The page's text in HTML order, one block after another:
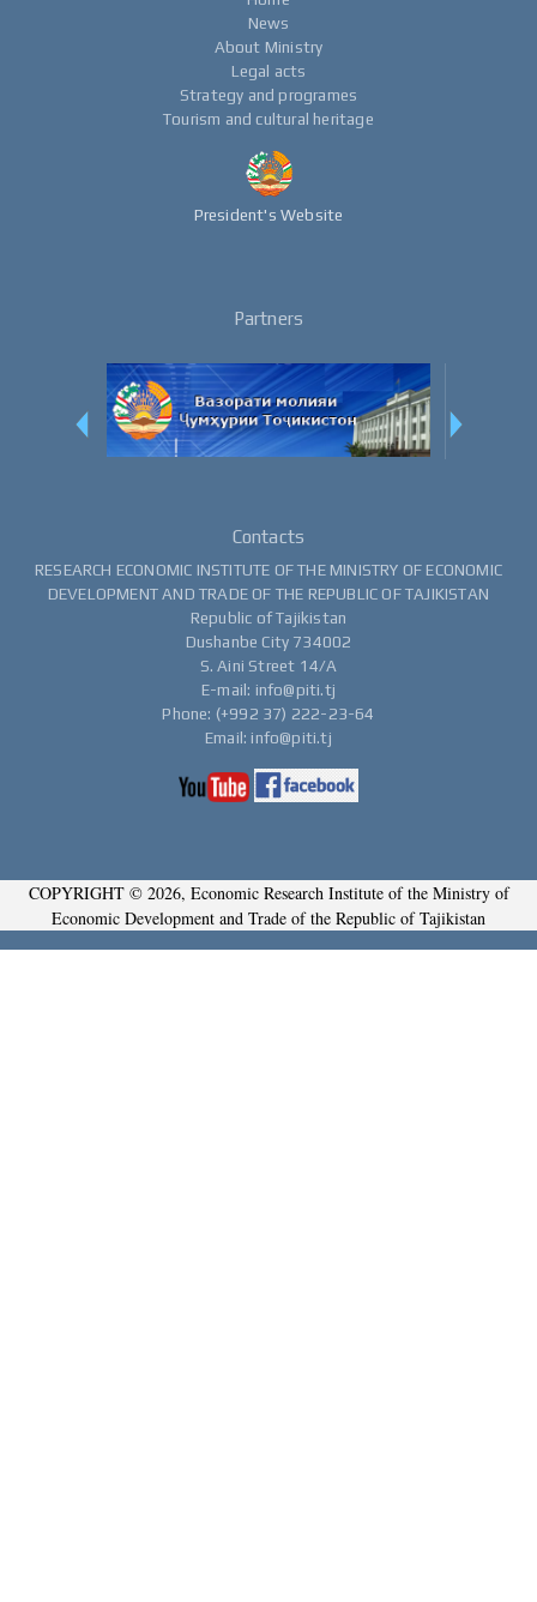
News
About Ministry
Legal acts
Strategy and programes
Tourism and cultural heritage
President's Website
Partners
Contacts
RESEARCH ECONOMIC INSTITUTE OF THE MINISTRY OF ECONOMIC
DEVELOPMENT AND TRADE OF THE REPUBLIC OF TAJIKISTAN
Republic of Tajikistan
Dushanbe City 734002
S. Aini Street 14/A
E-mail: info@piti.tj
Phone: (+992 37) 222-23-64
Email: info@piti.tj
COPYRIGHT © 2026, Economic Research Institute of the Ministry of
Economic Development and Trade of the Republic of Tajikistan